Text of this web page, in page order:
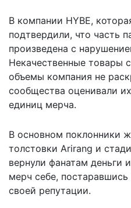
В компании HYBE,
подтвердили, что часть
произведена с
Некачественные товары
объемы компания не
сообщества оценивали
единиц мерча.
В основном поклонники
толстовки Arirang и
вернули фанатам деньги
мерч себе,
своей репутации.